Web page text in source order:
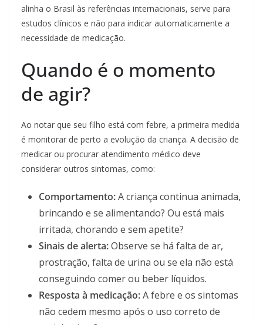
alinha o Brasil às referências internacionais, serve para
estudos clínicos e não para indicar automaticamente a
necessidade de medicação.
Quando é o momento
de agir?
Ao notar que seu filho está com febre, a primeira medida
é monitorar de perto a evolução da criança. A decisão de
medicar ou procurar atendimento médico deve
considerar outros sintomas, como:
Comportamento:A criança continua animada,
brincando e se alimentando? Ou está mais
irritada, chorando e sem apetite?
Sinais de alerta:Observe se há falta de ar,
prostração, falta de urina ou se ela não está
conseguindo comer ou beber líquidos.
Resposta à medicação:A febre e os sintomas
não cedem mesmo após o uso correto de